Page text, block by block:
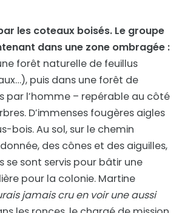
les coteaux boisés. Le groupe
dans une zone ombragée :
forêt naturelle de feuillus
puis dans une forêt de
par l’homme – repérable au côté
D’immenses fougères aigles
bois. Au sol, sur le chemin
des cônes et des aiguilles,
se sont servis pour bâtir une
pour la colonie. Martine
jamais cru en voir une aussi